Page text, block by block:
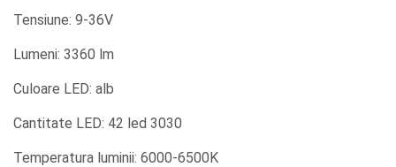
Tensiune: 9-36V
Lumeni: 3360 lm
Culoare LED: alb
Cantitate LED: 42 led 3030
Temperatura luminii: 6000-6500K